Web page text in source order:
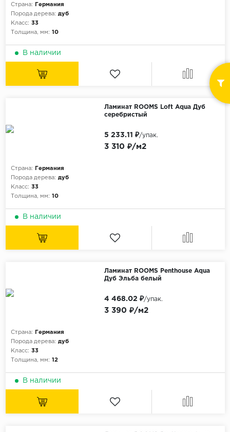
Страна:
Германия
Порода дерева: дуб
Класс: 33
Толщина, мм: 10
В наличии
Ламинат ROOMS Loft Aqua Дуб
серебристый
Страна:
Германия
Порода дерева: дуб
Класс: 33
Толщина, мм: 10
3 310 ₽/м2
5 233.11 ₽/упак.
В наличии
Ламинат ROOMS Penthouse Aqua
Дуб Эльба белый
Страна:
Германия
Порода дерева: дуб
Класс: 33
Толщина, мм: 12
3 390 ₽/м2
4 468.02 ₽/упак.
В наличии